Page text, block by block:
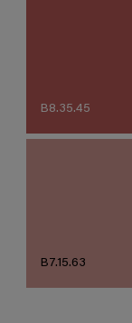
B8.35.45
B7.15.63